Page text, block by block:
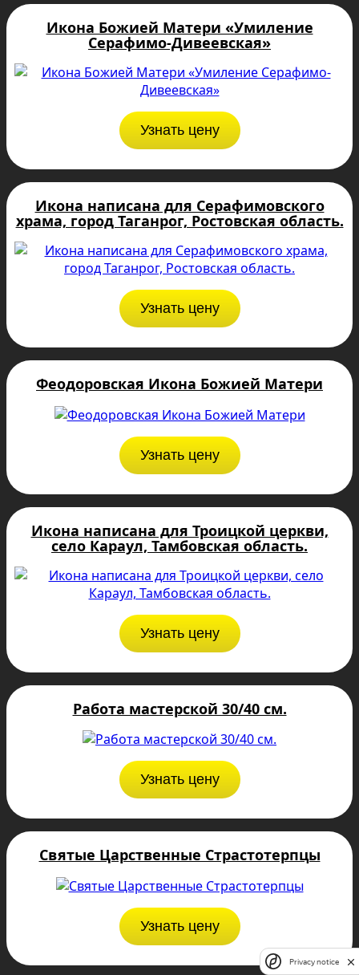
Икона Божией Матери «Умиление
Серафимо-Дивеевская»
Узнать цену
Икона написана для Серафимовского
храма, город Таганрог, Ростовская область.
Узнать цену
Феодоровская Икона Божией Матери
Узнать цену
Икона написана для Троицкой церкви,
село Караул, Тамбовская область.
Узнать цену
Работа мастерской 30/40 см.
Узнать цену
Святые Царственные Страстотерпцы
Узнать цену
Privacy notice